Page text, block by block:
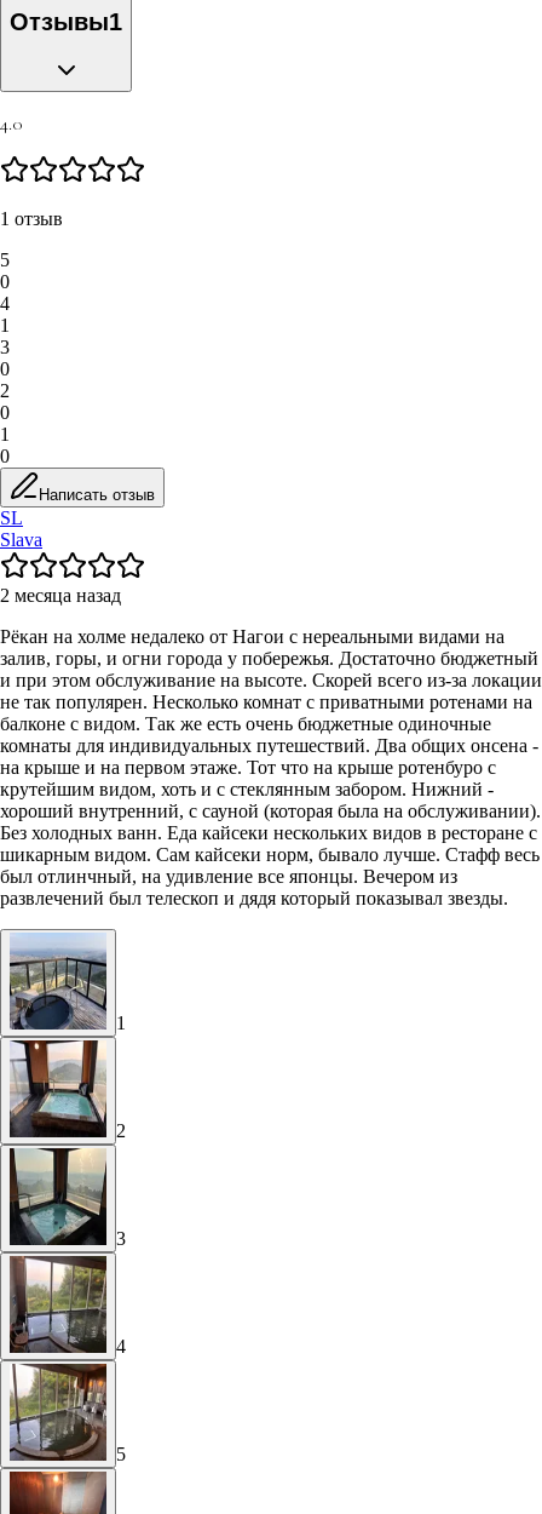
Отзывы1
4.0
1 отзыв
5
0
4
1
3
0
2
0
1
0
Написать отзыв
SL
Slava
2 месяца назад
Рёкан на холме недалеко от Нагои с нереальными видами на
залив, горы, и огни города у побережья. Достаточно бюджетный
и при этом обслуживание на высоте. Скорей всего из-за локации
не так популярен. Несколько комнат с приватными ротенами на
балконе с видом. Так же есть очень бюджетные одиночные
комнаты для индивидуальных путешествий. Два общих онсена -
на крыше и на первом этаже. Тот что на крыше ротенбуро с
крутейшим видом, хоть и с стеклянным забором. Нижний -
хороший внутренний, с сауной (которая была на обслуживании).
Без холодных ванн. Еда кайсеки нескольких видов в ресторане с
шикарным видом. Сам кайсеки норм, бывало лучше. Стафф весь
был отлинчный, на удивление все японцы. Вечером из
развлечений был телескоп и дядя который показывал звезды.
1
2
3
4
5